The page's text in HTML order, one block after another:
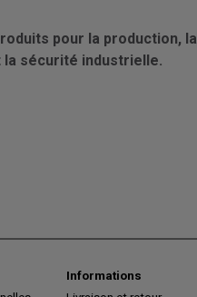
pour la production, la
la sécurité industrielle.
Informations